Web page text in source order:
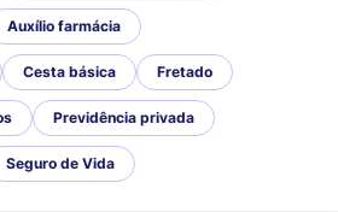
Auxílio farmácia
Cesta básica Fretado
Previdência privada
Seguro de Vida